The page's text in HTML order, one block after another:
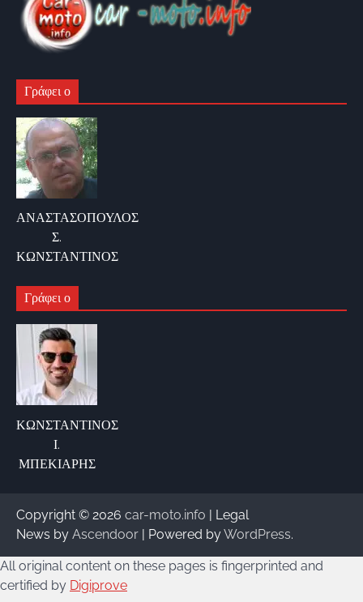
Γράφει ο
ΑΝΑΣΤΑΣΟΠΟΥΛΟΣ
Σ.
ΚΩΝΣΤΑΝΤΙΝΟΣ
Γράφει ο
ΚΩΝΣΤΑΝΤΙΝΟΣ
Ι.
ΜΠΕΚΙΑΡΗΣ
Copyright © 2026 car-moto.info | Legal
News by Ascendoor | Powered byWordPress.
All original content on these pages is fingerprinted and
certified by Digiprove